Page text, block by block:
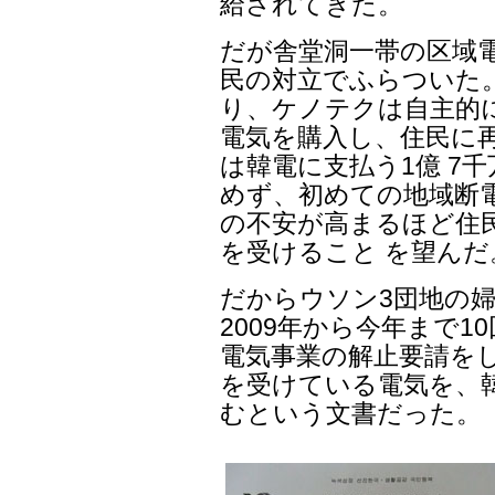
だが舎堂洞一帯の区域
民の対立でふらついた
り、ケノテクは自主的
電気を購入し、住民に
は韓電に支払う1億 7
めず、初めての地域断
の不安が高まるほど住
を受けること を望んだ
だからウソン3団地の
2009年から今年まで
電気事業の解止要請を
を受けている電気を、
むという文書だった。